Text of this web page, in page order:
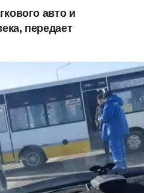
авто и
передает